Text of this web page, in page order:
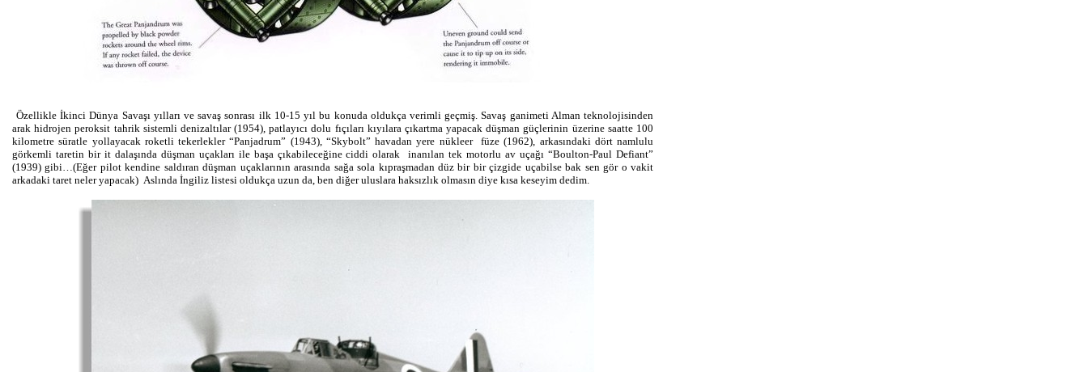
Özellikle İkinci Dünya Savaşı yılları ve savaş sonrası ilk 10-15 yıl bu konuda oldukça verimli geçmiş. Savaş ganimeti Alman teknolojisinden
arak hidrojen peroksit tahrik sistemli denizaltılar (1954), patlayıcı dolu fıçıları kıyılara çıkartma yapacak düşman güçlerinin üzerine saatte 100
kilometre süratle yollayacak roketli tekerlekler “Panjadrum” (1943), “Skybolt” havadan yere nükleer füze (1962), arkasındaki dört namlulu
görkemli taretin bir it dalaşında düşman uçakları ile başa çıkabileceğine ciddi olarak inanılan tek motorlu av uçağı “Boulton-Paul Defiant”
(1939) gibi…(Eğer pilot kendine saldıran düşman uçaklarının arasında sağa sola kıpraşmadan düz bir bir çizgide uçabilse bak sen gör o vakit
arkadaki taret neler yapacak) Aslında İngiliz listesi oldukça uzun da, ben diğer uluslara haksızlık olmasın diye kısa keseyim dedim.